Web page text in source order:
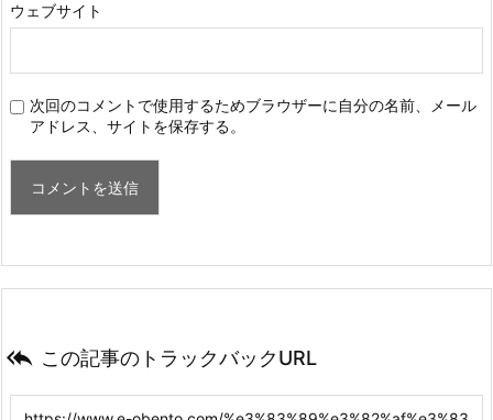
ウェブサイト
次回のコメントで使用するためブラウザーに自分の名前、メール
アドレス、サイトを保存する。
 この記事のトラックバックURL